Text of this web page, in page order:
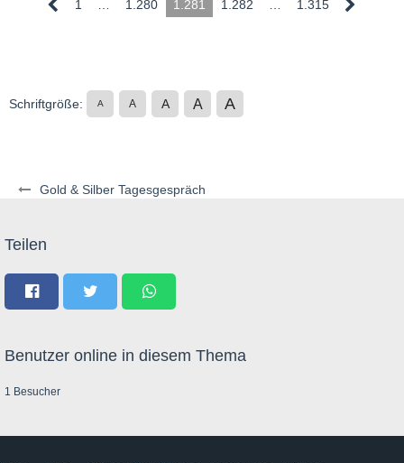
Gold & Silber Tagesgespräch
1 … 1.280 1.281 1.282 … 1.315
Schriftgröße: A A A A A
Teilen
Benutzer online in diesem Thema
1 Besucher